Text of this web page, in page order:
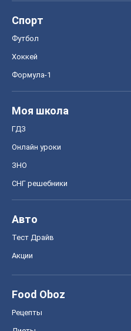
Спорт
Футбол
Хоккей
Формула-1
Моя школа
ГДЗ
Онлайн уроки
ЗНО
СНГ решебники
Авто
Тест Драйв
Акции
Food Oboz
Рецепты